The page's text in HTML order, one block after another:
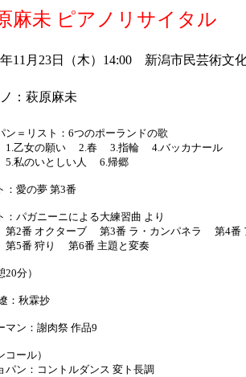
麻未 ピアノリサイタル
年11月23日（木）14:00 新潟市民芸術文
：萩原麻未
ン＝リスト：6つのポーランドの歌
女の願い 2.春 3.指輪 4.バッカナール
のいとしい人 6.帰郷
：愛の夢 第3番
：パガニーニによる大練習曲 より
オクターブ 第3番 ラ・カンパネラ 第4番
狩り 第6番 主題と変奏
20分）
：秋霖抄
マン：謝肉祭 作品9
コール）
ン：コントルダンス 変ト長調